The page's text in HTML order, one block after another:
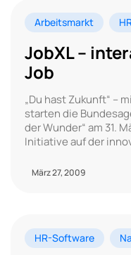
Arbeitsmarkt
JobXL –
Job
„Du hast Zukunft“ –
starten die
der Wunder“ am 31.
Initiative auf der
März 27, 2009
HR-Software